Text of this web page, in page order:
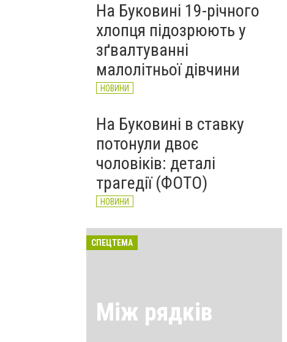
На Буковині 19-річного
хлопця підозрюють у
зґвалтуванні
малолітньої дівчини
НОВИНИ
На Буковині в ставку
потонули двоє
чоловіків: деталі
трагедії (ФОТО)
НОВИНИ
СПЕЦТЕМА
Між рядків